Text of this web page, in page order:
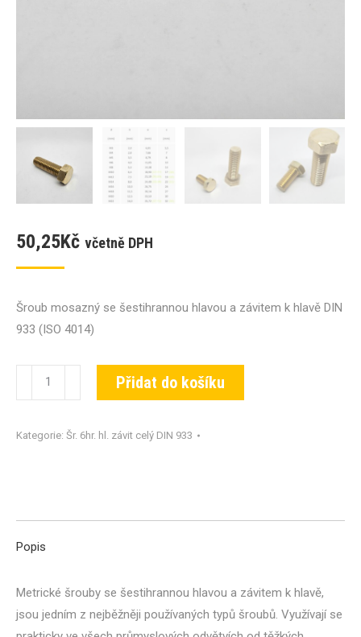
50,25Kč včetně DPH
Šroub mosazný se šestihrannou hlavou a závitem k hlavě DIN
933 (ISO 4014)
MS-
Přidat do košíku
Kategorie: Šr. 6hr. hl. závit celý DIN 933
Popis
Metrické šrouby se šestihrannou hlavou a závitem k hlavě,
jsou jedním z nejběžněji používaných typů šroubů. Využívají se